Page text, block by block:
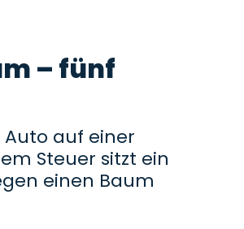
– fünf
auf einer
Steuer sitzt ein
einen Baum